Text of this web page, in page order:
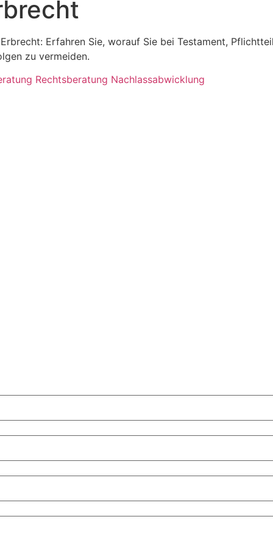
Erfahren Sie, worauf Sie bei Testament,
zu vermeiden.
Rechtsberatung Nachlassabwicklung